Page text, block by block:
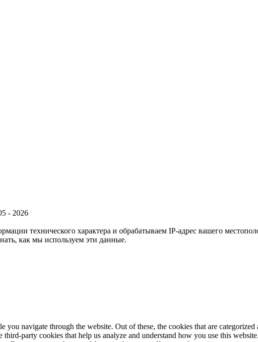
- 2026
технического характера и обрабатываем IP-адрес вашего
как мы используем эти данные.
navigate through the website. Out of these, the cookies that are categorized
party cookies that help us analyze and understand how you use this